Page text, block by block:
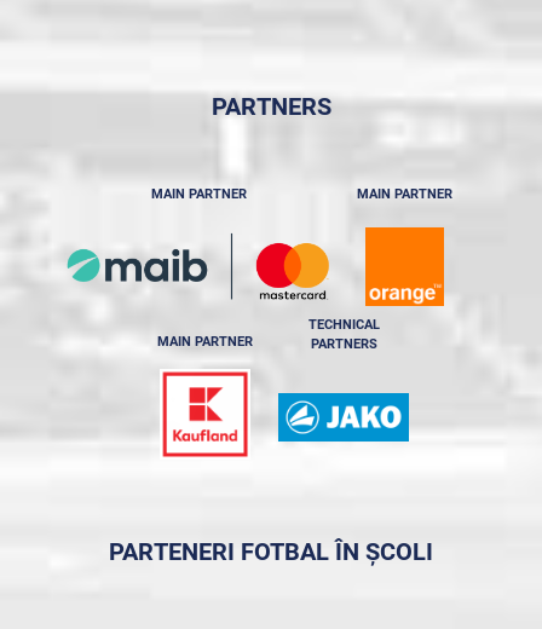
PARTNERS
MAIN PARTNER MAIN PARTNER
MAIN PARTNER
TECHNICAL
PARTNERS
PARTENERI FOTBAL ÎN ȘCOLI